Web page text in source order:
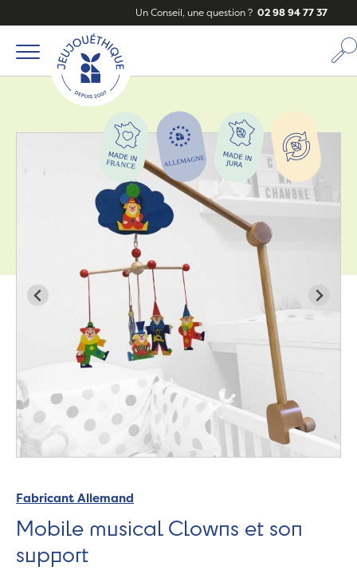
Un Conseil, une question ? 02 98 94 77 37
Fabricant Allemand
Mobile musical Clowns et son
support